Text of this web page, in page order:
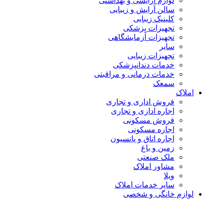
سالن آرایش و زیبایی
کلینیک زیبایی
تجهیزات پزشکی
تجهیزات آزمایشگاهی
سایر
تجهیزات زیبایی
خدمات دندانپزشکی
خدمات درمانی و مراقبتی
سمعک
املاک
فروش اداری و تجاری
اجاره اداری و تجاری
فروش مسکونی
اجاره مسکونی
اجاره اتاق و پانسیون
زمین و باغ
ملک صنعتی
مشاور املاک
ویلا
سایر خدمات املاک
لوازم خانگی و شخصی